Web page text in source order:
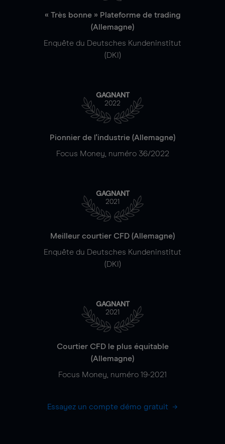
« Très bonne » Plateforme de trading
(Allemagne)
Enquête du Deutsches Kundeninstitut
(DKI)
GAGNANT
2022
Pionnier de l'industrie (Allemagne)
Focus Money, numéro 36/2022
GAGNANT
2021
Meilleur courtier CFD (Allemagne)
Enquête du Deutsches Kundeninstitut
(DKI)
GAGNANT
2021
Courtier CFD le plus équitable
(Allemagne)
Focus Money, numéro 19-2021
Essayez un compte démo gratuit